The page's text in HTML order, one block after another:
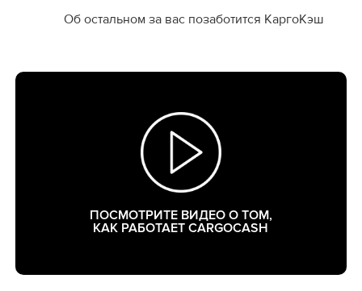
Об остальном за вас позаботится КаргоКэш
ПОСМОТРИТЕ ВИДЕО О ТОМ,
КАК РАБОТАЕТ CARGOCASH